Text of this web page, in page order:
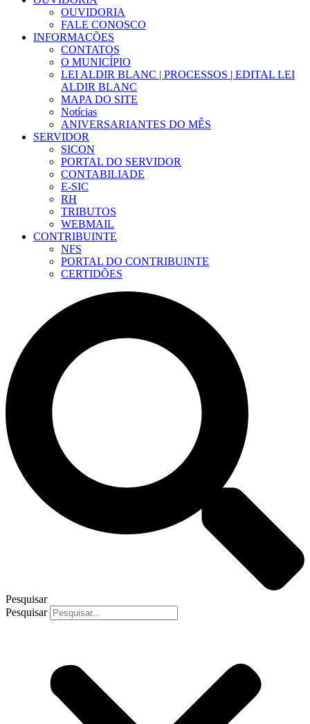
OUVIDORIA
FALE CONOSCO
INFORMAÇÕES
CONTATOS
O MUNICÍPIO
LEI ALDIR BLANC | PROCESSOS | EDITAL LEI
ALDIR BLANC
MAPA DO SITE
Notícias
ANIVERSARIANTES DO MÊS
SERVIDOR
SICON
PORTAL DO SERVIDOR
CONTABILIADE
E-SIC
RH
TRIBUTOS
WEBMAIL
CONTRIBUINTE
NFS
PORTAL DO CONTRIBUINTE
CERTIDÕES
Pesquisar
Pesquisar